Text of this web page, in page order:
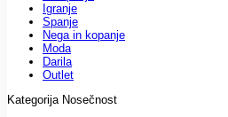
Igranje
Spanje
Nega in kopanje
Moda
Darila
Outlet
Kategorija Nosečnost